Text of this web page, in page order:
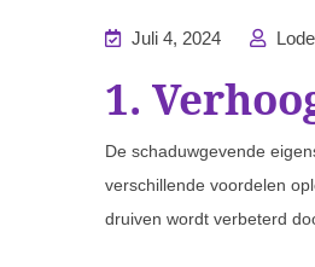
Juli 4, 2024
1.
De schaduwgevende
verschillende voordelen
druiven wordt verbeterd